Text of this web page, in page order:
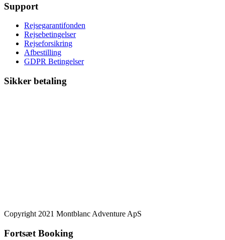
Support
Rejsegarantifonden
Rejsebetingelser
Rejseforsikring
Afbestilling
GDPR Betingelser
Sikker betaling
Copyright 2021 Montblanc Adventure ApS
Fortsæt Booking